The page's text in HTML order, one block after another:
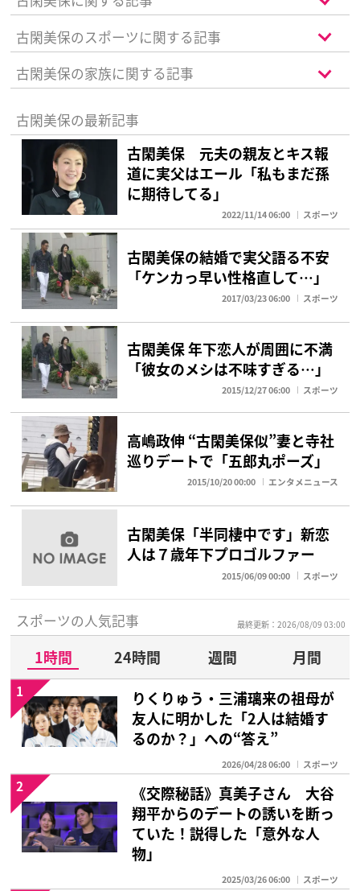
古閑美保のスポーツに関する記事
古閑美保の家族に関する記事
古閑美保の最新記事
古閑美保 元夫の親友とキス報
道に実父はエール「私もまだ孫
に期待してる」
2022/11/14 06:00 スポーツ
古閑美保の結婚で実父語る不安
「ケンカっ早い性格直して…」
2017/03/23 06:00 スポーツ
古閑美保 年下恋人が周囲に不満
「彼女のメシは不味すぎる…」
2015/12/27 06:00 スポーツ
高嶋政伸 “古閑美保似”妻と寺社
巡りデートで「五郎丸ポーズ」
2015/10/20 00:00 エンタメニュース
古閑美保「半同棲中です」新恋
人は７歳年下プロゴルファー
2015/06/09 00:00 スポーツ
スポーツの人気記事 最終更新：2026/08/09 03:00
1時間 24時間 週間
月間
りくりゅう・三浦璃来の祖母が
友人に明かした「2人は結婚す
るのか？」への“答え”
2026/04/28 06:00 スポーツ
1
《交際秘話》真美子さん 大谷
翔平からのデートの誘いを断っ
ていた！説得した「意外な人
物」
2025/03/26 06:00 スポーツ
2